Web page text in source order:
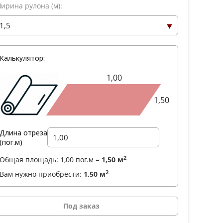
рулона (м):
Калькулятор:
1,00
1,50
Длина отреза
(пог.м)
Общая площадь: 1,00 пог.м = 1,50 м2
Вам нужно приобрести: 1,50 м2
Под заказ